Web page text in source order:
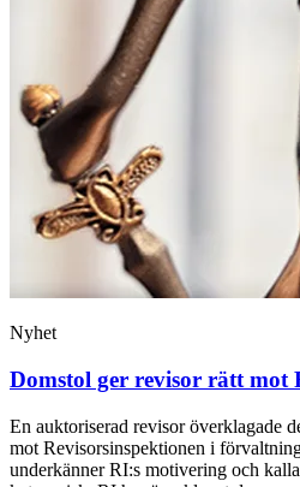
Nyhet
Domstol ger revisor rätt mot
En auktoriserad revisor överklagade
mot Revisorsinspektionen i
underkänner RI:s motivering och